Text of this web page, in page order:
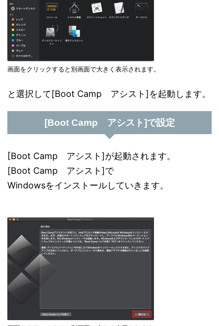
画面をクリックすると別画面で大きく表示されます。
と選択して[Boot Camp アシスト]を起動します。
[Boot Camp アシスト]で設定
[Boot Camp アシスト]が起動されます。
[Boot Camp アシスト]で
Windowsをインストールしていきます。